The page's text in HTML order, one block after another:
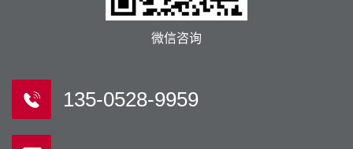
微信咨询
135-0528-9959